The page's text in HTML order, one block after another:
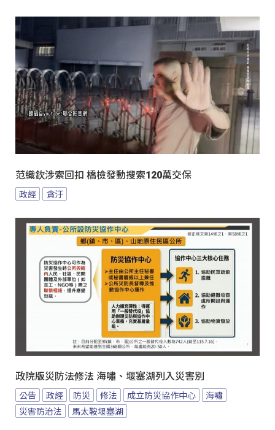
范織欽涉索回扣 橋檢發動搜索120萬交保
政經 貪汙
政院版災防法修法 海嘯、堰塞湖列入災害別
公告 政經 防災 修法 成立防災協作中心
海嘯
災害防治法
馬太鞍堰塞湖